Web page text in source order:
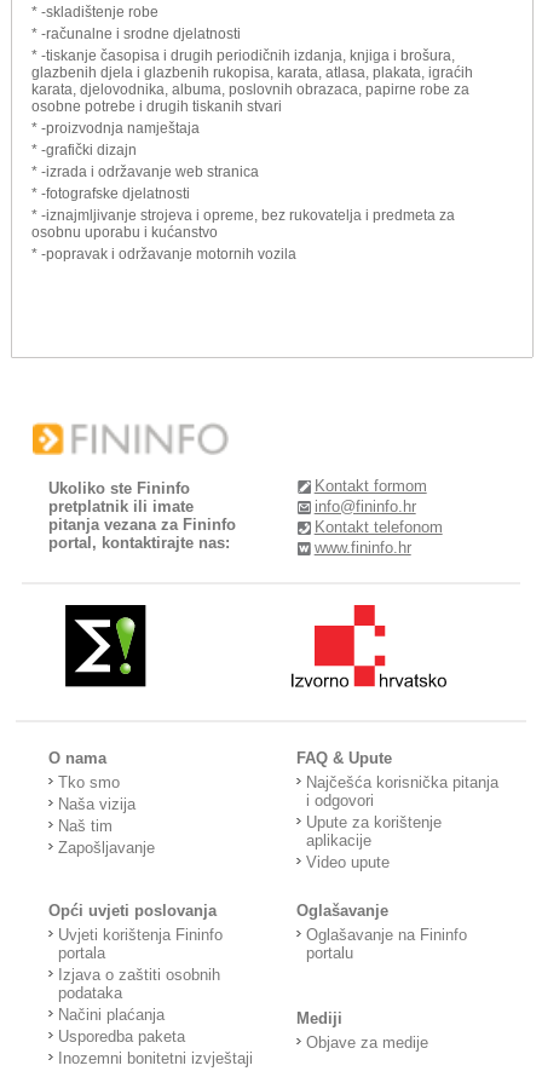
* -skladištenje robe
* -računalne i srodne djelatnosti
* -tiskanje časopisa i drugih periodičnih izdanja, knjiga i brošura,
glazbenih djela i glazbenih rukopisa, karata, atlasa, plakata, igraćih
karata, djelovodnika, albuma, poslovnih obrazaca, papirne robe za
osobne potrebe i drugih tiskanih stvari
* -proizvodnja namještaja
* -grafički dizajn
* -izrada i održavanje web stranica
* -fotografske djelatnosti
* -iznajmljivanje strojeva i opreme, bez rukovatelja i predmeta za
osobnu uporabu i kućanstvo
* -popravak i održavanje motornih vozila
Ukoliko ste Fininfo
pretplatnik ili imate
pitanja vezana za Fininfo
portal, kontaktirajte nas:
Kontakt formom
info@fininfo.hr
Kontakt telefonom
www.fininfo.hr
O nama
Tko smo
Naša vizija
Naš tim
Zapošljavanje
FAQ & Upute
Najčešća korisnička pitanja
i odgovori
Upute za korištenje
aplikacije
Video upute
Opći uvjeti poslovanja
Uvjeti korištenja Fininfo
portala
Izjava o zaštiti osobnih
podataka
Načini plaćanja
Usporedba paketa
Inozemni bonitetni izvještaji
Oglašavanje
Oglašavanje na Fininfo
portalu
Mediji
Objave za medije